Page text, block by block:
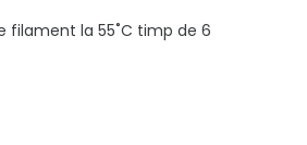
la 55˚C timp de 6